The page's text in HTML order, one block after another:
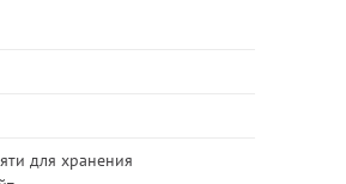
для хранения